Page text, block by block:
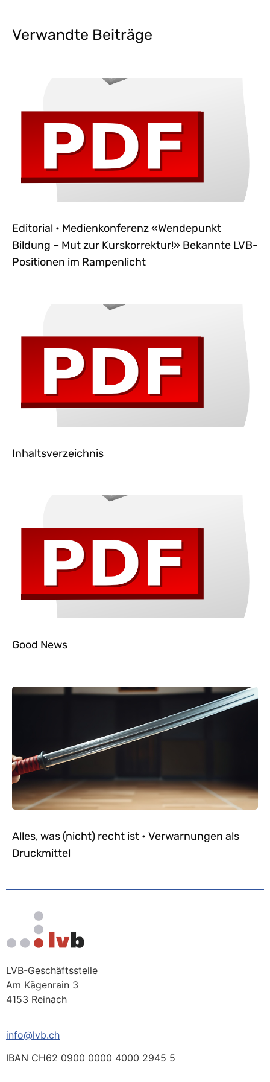
Verwandte Beiträge
Editorial • Medienkonferenz «Wendepunkt
Bildung – Mut zur Kurskorrektur!» Bekannte LVB-
Positionen im Rampenlicht
Inhaltsverzeichnis
Good News
Alles, was (nicht) recht ist • Verwarnungen als
Druckmittel
LVB-Geschäftsstelle
Am Kägenrain 3
4153 Reinach
info@lvb.ch
IBAN CH62 0900 0000 4000 2945 5